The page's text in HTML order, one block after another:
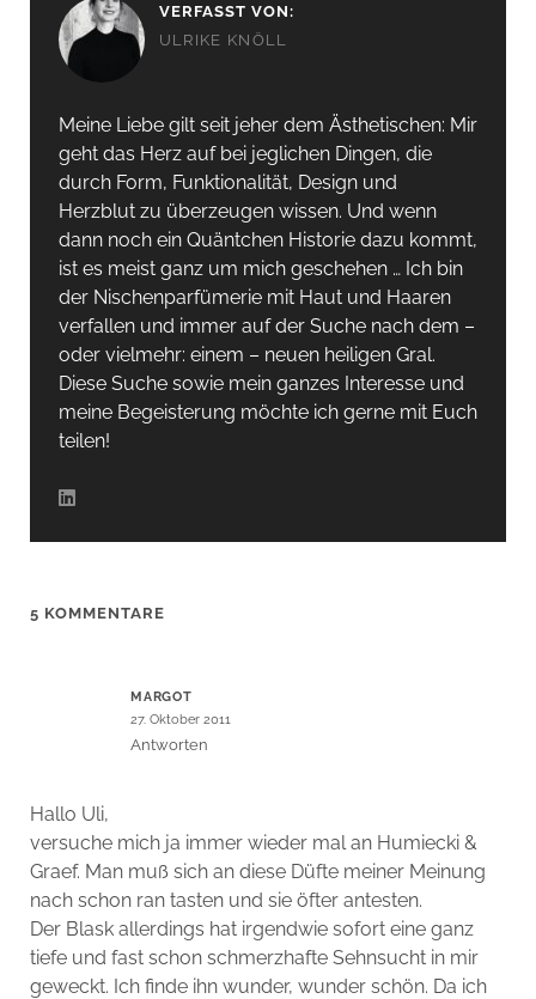
VERFASST VON:
ULRIKE KNÖLL
Meine Liebe gilt seit jeher dem Ästhetischen: Mir
geht das Herz auf bei jeglichen Dingen, die
durch Form, Funktionalität, Design und
Herzblut zu überzeugen wissen. Und wenn
dann noch ein Quäntchen Historie dazu kommt,
ist es meist ganz um mich geschehen … Ich bin
der Nischenparfümerie mit Haut und Haaren
verfallen und immer auf der Suche nach dem –
oder vielmehr: einem – neuen heiligen Gral.
Diese Suche sowie mein ganzes Interesse und
meine Begeisterung möchte ich gerne mit Euch
teilen!
5 KOMMENTARE
MARGOT
27. Oktober 2011
Antworten
Hallo Uli,
versuche mich ja immer wieder mal an Humiecki &
Graef. Man muß sich an diese Düfte meiner Meinung
nach schon ran tasten und sie öfter antesten.
Der Blask allerdings hat irgendwie sofort eine ganz
tiefe und fast schon schmerzhafte Sehnsucht in mir
geweckt. Ich finde ihn wunder, wunder schön. Da ich